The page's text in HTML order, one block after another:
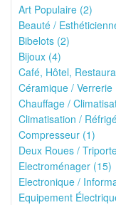
Art Populaire (2)
Beauté /
Bibelots (2)
Bijoux (4)
Café, Hôtel,
Céramique / Verrerie
Chauffage /
Climatisation /
Compresseur (1)
Deux Roues /
Electroménager (15)
Electronique /
Equipement